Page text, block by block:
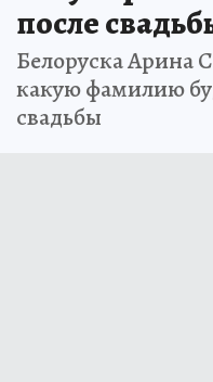
после
Белоруска Арина
какую фамилию
свадьбы